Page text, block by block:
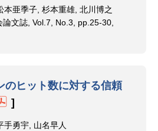
本亜季子, 杉本重雄, 北川博之
文誌, Vol.7, No.3, pp.25-30,
のヒット数に対する信頼
]
手勇宇, 山名早人